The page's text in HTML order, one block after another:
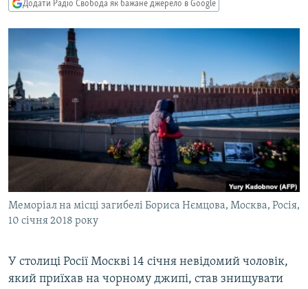
УКРАЇНА
ТИ ЯК?
СХЕМИ
КИТАЙ.ВИКЛИКИ
МУЛЬТИМЕДІА
ФОТО
ПОДКАСТИ
КРИМ РЕАЛІЇ
РУС
КТАТ
Додати Радіо Свобода як бажане джерело в Google
Меморіал на місці загибелі Бориса Нємцова, Москва, Росія,
10 січня 2018 року
У столиці Росії Москві 14 січня невідомий чоловік,
який приїхав на чорному джипі, став знищувати